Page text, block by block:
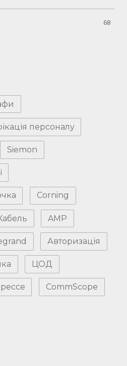
68
персоналу
Siemon
Corning
AMP
Авторизація
ЦОД
CommScope